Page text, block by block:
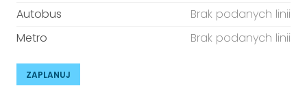
Autobus
Brak podanych linii
Metro
Brak podanych linii
ZAPLANUJ